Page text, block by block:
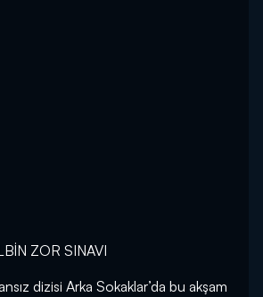
ZOR SINAVI
dizisi Arka Sokaklar’da bu akşam